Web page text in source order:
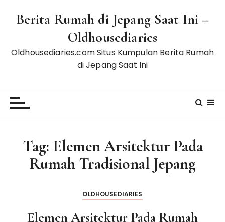
Berita Rumah di Jepang Saat Ini –
Oldhousediaries
Oldhousediaries.com Situs Kumpulan Berita Rumah
di Jepang Saat Ini
Tag: Elemen Arsitektur Pada
Rumah Tradisional Jepang
OLDHOUSEDIARIES
Elemen Arsitektur Pada Rumah